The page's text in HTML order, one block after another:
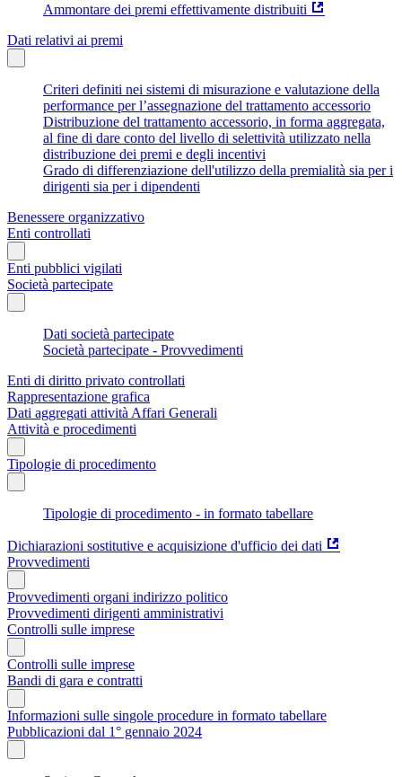
Ammontare dei premi effettivamente distribuiti
Dati relativi ai premi
Criteri definiti nei sistemi di misurazione e valutazione della
performance per l’assegnazione del trattamento accessorio
Distribuzione del trattamento accessorio, in forma aggregata,
al fine di dare conto del livello di selettività utilizzato nella
distribuzione dei premi e degli incentivi
Grado di differenziazione dell'utilizzo della premialità sia per i
dirigenti sia per i dipendenti
Benessere organizzativo
Enti controllati
Enti pubblici vigilati
Società partecipate
Dati società partecipate
Società partecipate - Provvedimenti
Enti di diritto privato controllati
Rappresentazione grafica
Dati aggregati attività Affari Generali
Attività e procedimenti
Tipologie di procedimento
Tipologie di procedimento - in formato tabellare
Dichiarazioni sostitutive e acquisizione d'ufficio dei dati
Provvedimenti
Provvedimenti organi indirizzo politico
Provvedimenti dirigenti amministrativi
Controlli sulle imprese
Controlli sulle imprese
Bandi di gara e contratti
Informazioni sulle singole procedure in formato tabellare
Pubblicazioni dal 1° gennaio 2024